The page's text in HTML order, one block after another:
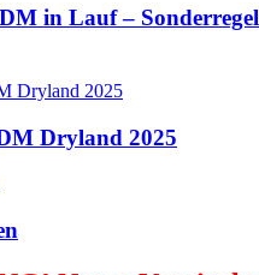
in Lauf –
Dryland 2025